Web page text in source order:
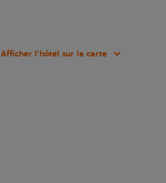
Afficher l’hôtel sur la carte